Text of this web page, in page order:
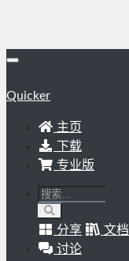
Quicker
主页
下载
专业版
分享
文档
讨论